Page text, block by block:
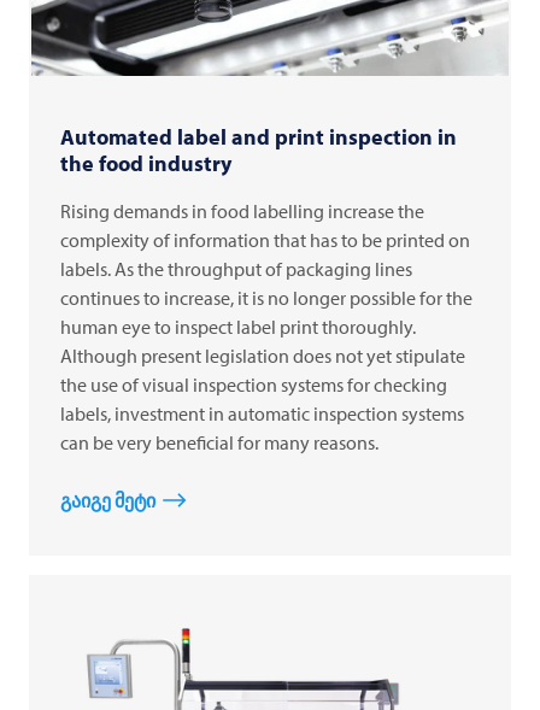
Automated label and print inspection in
the food industry
Rising demands in food labelling increase the
complexity of information that has to be printed on
labels. As the throughput of packaging lines
continues to increase, it is no longer possible for the
human eye to inspect label print thoroughly.
Although present legislation does not yet stipulate
the use of visual inspection systems for checking
labels, investment in automatic inspection systems
can be very beneficial for many reasons.
გაიგე მეტი